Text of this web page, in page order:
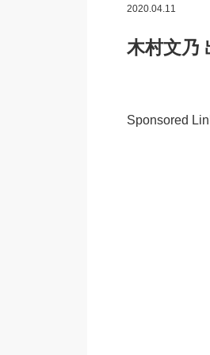
2020.04.11
木村文乃
Sponsored